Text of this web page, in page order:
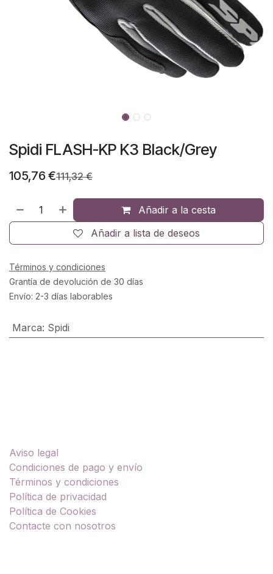
Spidi FLASH-KP K3 Black/Grey
105,76 €111,32€
Añadir a la cesta
Añadir a lista de deseos
Términos y condiciones
Grantía de devolución de 30 días
Envío: 2-3 días laborables
Marca: Spidi
Aviso legal
Condiciones de pago y envío
Términos y condiciones
Política de privacidad
Política de Cookies
Contacte con nosotros